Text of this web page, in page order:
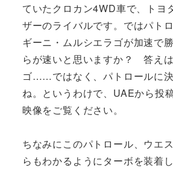
ていたクロカン4WD車で、トヨ
ザーのライバルです。ではパト
ギーニ・ムルシエラゴが加速で
らが速いと思いますか？ 答え
ゴ……ではなく、パトロールに
ね。というわけで、UAEから投
映像をご覧ください。
ちなみにこのパトロール、ウエ
らもわかるようにターボを装着